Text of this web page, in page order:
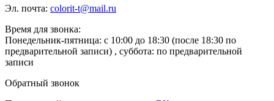
Эл. почта: colorit-t@mail.ru
Время для звонка:
Понедельник-пятница: с 10:00 до 18:30 (после 18:30 по
предварительной записи) , суббота: по предварительной
записи
Обратный звонок